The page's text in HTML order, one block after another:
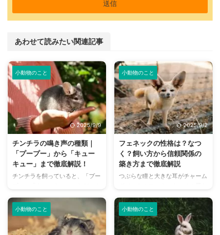
あわせて読みたい関連記事
小動物のこと
2025/9/9
チンチラの鳴き声の種類｜
「プープー」から「キュー
キュー」まで徹底解説！
チンチラを飼っていると、「プー
まざまな鳴き声が聞こえてくるこ
とがありますよね。 チンチラは
犬や猫のように鳴き声で感情を表
現するため、その鳴き声の意味を
小動物のこと
2025/9/2
フェネックの性格は？なつ
く？飼い方から信頼関係の
築き方まで徹底解説
つぶらな瞳と大きな耳がチャーム
しい見た目に魅了され、「飼って
みたい！」と思う方も多いのでは
ないでしょうか。 しかし、フェ
ネックはイヌやネコとは異なる独
小動物のこと 小動物のこと